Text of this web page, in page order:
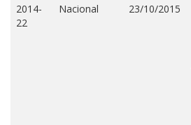
2014-
22
Nacional 23/10/2015